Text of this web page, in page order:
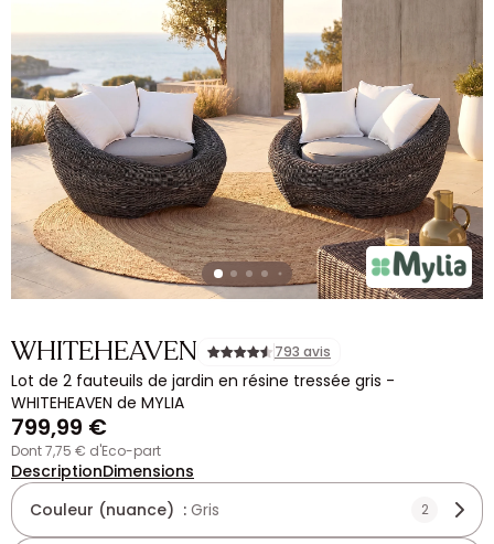
WHITEHEAVEN 793 avis
Lot de 2 fauteuils de jardin en résine tressée gris -
WHITEHEAVEN de MYLIA
799,99 €
dont 7,75 € d'Eco-part
DescriptionDimensions
Couleur (nuance) : Gris 2